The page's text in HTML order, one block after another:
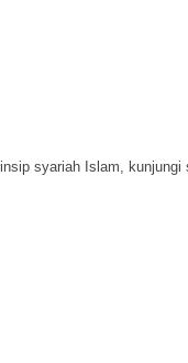
syariah Islam, kunjungi